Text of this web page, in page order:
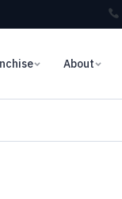
About